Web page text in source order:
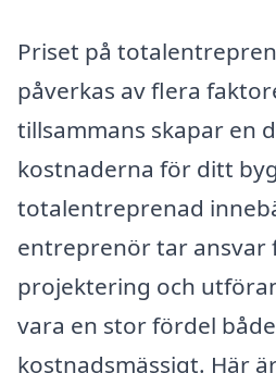
Priset på
påverkas av flera
tillsammans skapar en
kostnaderna för ditt
totalentreprenad
entreprenör tar ansvar
projektering och
vara en stor fördel
kostnadsmässigt. Här